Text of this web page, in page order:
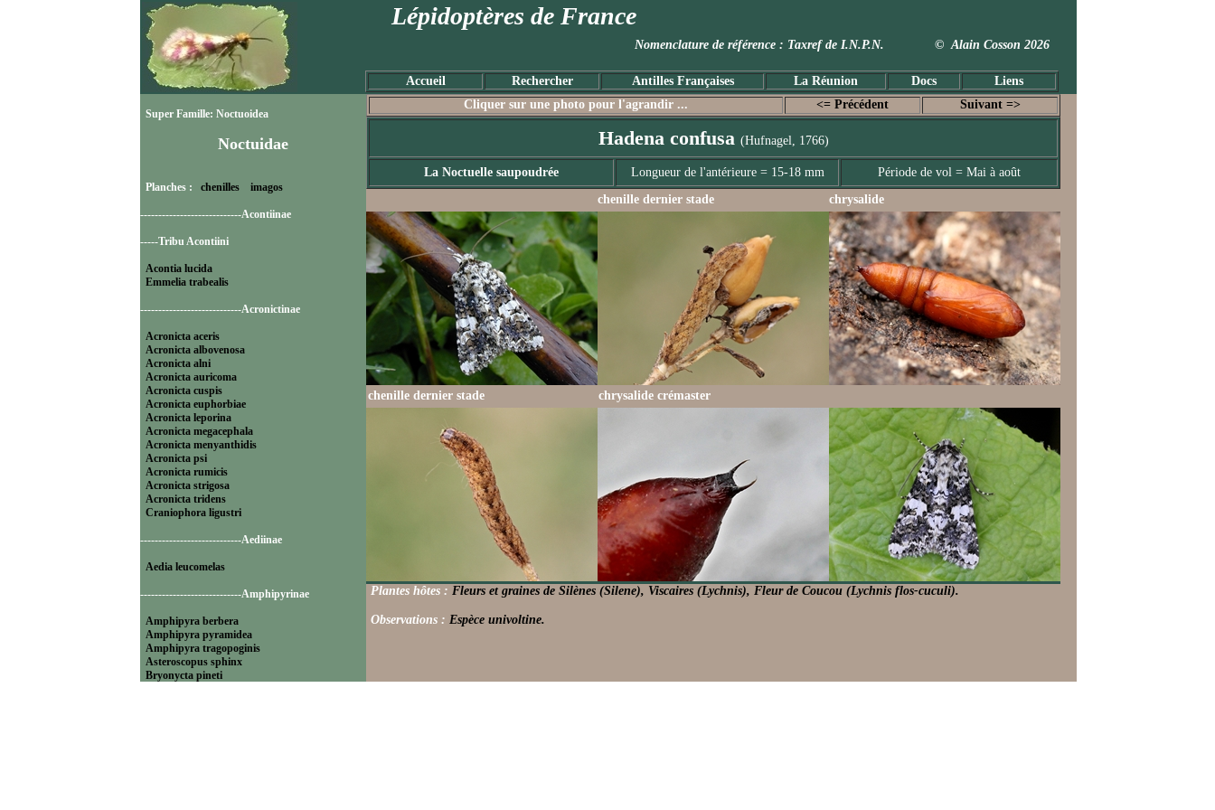
Lépidoptères de France
Nomenclature de référence : Taxref de I.N.P.N. © Alain Cosson 2026
Accueil Rechercher Antilles Françaises La Réunion Docs Liens
Super Famille: Noctuoidea
Noctuidae
Planches : chenilles imagos
----------------------------Acontiinae
-----Tribu Acontiini
Acontia lucida
Emmelia trabealis
----------------------------Acronictinae
Acronicta aceris
Acronicta albovenosa
Acronicta alni
Acronicta auricoma
Acronicta cuspis
Acronicta euphorbiae
Acronicta leporina
Acronicta megacephala
Acronicta menyanthidis
Acronicta psi
Acronicta rumicis
Acronicta strigosa
Acronicta tridens
Craniophora ligustri
----------------------------Aediinae
Aedia leucomelas
----------------------------Amphipyrinae
Amphipyra berbera
Amphipyra pyramidea
Amphipyra tragopoginis
Asteroscopus sphinx
Bryonycta pineti
Cliquer sur une photo pour l'agrandir ... <= Précédent Suivant =>
Hadena confusa (Hufnagel, 1766)
La Noctuelle saupoudrée Longueur de l'antérieure = 15-18 mm
Période de vol = Mai à août
chenille dernier stade
chrysalide
chenille dernier stade chrysalide crémaster
Plantes hôtes : Fleurs et graines de Silènes (Silene), Viscaires (Lychnis), Fleur de Coucou (Lychnis flos-cuculi).
Observations : Espèce univoltine.